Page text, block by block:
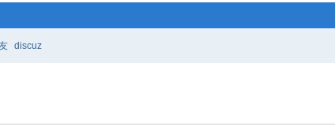
discuz